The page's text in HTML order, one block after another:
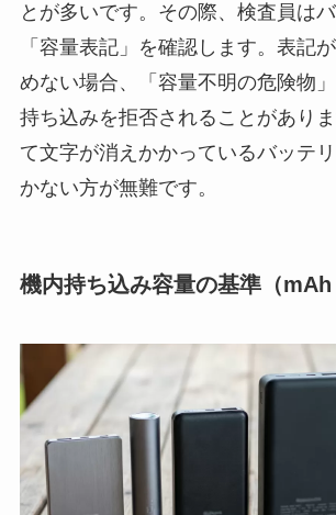
とが多いです。その際、検査員は
「容量表記」を確認します。表記
めない場合、「容量不明の危険物」
持ち込みを拒否されることがあり
て文字が消えかかっているバッテ
かない方が無難です。
機内持ち込み容量の基準（mAh